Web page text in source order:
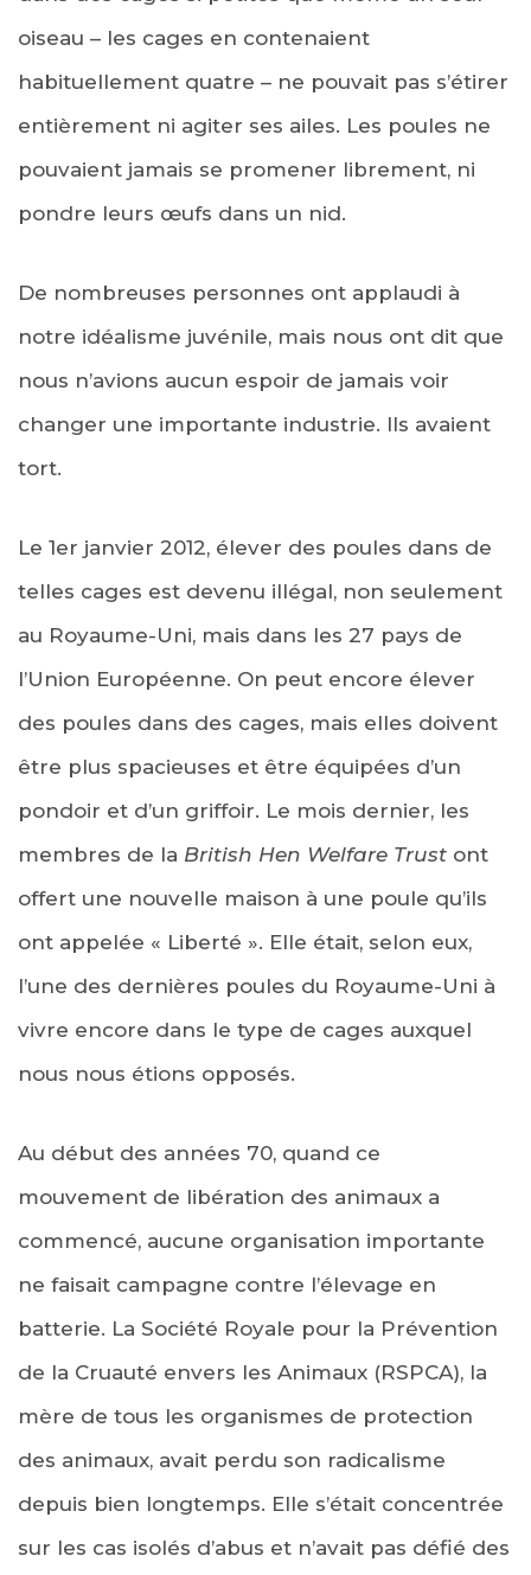
oiseau – les cages en contenaient
habituellement quatre – ne pouvait pas s’étirer
entièrement ni agiter ses ailes. Les poules ne
pouvaient jamais se promener librement, ni
pondre leurs œufs dans un nid.
De nombreuses personnes ont applaudi à
notre idéalisme juvénile, mais nous ont dit que
nous n’avions aucun espoir de jamais voir
changer une importante industrie. Ils avaient
tort.
Le 1er janvier 2012, élever des poules dans de
telles cages est devenu illégal, non seulement
au Royaume-Uni, mais dans les 27 pays de
l’Union Européenne. On peut encore élever
des poules dans des cages, mais elles doivent
être plus spacieuses et être équipées d’un
pondoir et d’un griffoir. Le mois dernier, les
membres de la British Hen Welfare Trust ont
offert une nouvelle maison à une poule qu’ils
ont appelée « Liberté ». Elle était, selon eux,
l’une des dernières poules du Royaume-Uni à
vivre encore dans le type de cages auxquel
nous nous étions opposés.
Au début des années 70, quand ce
mouvement de libération des animaux a
commencé, aucune organisation importante
ne faisait campagne contre l’élevage en
batterie. La Société Royale pour la Prévention
de la Cruauté envers les Animaux (RSPCA), la
mère de tous les organismes de protection
des animaux, avait perdu son radicalisme
depuis bien longtemps. Elle s’était concentrée
sur les cas isolés d’abus et n’avait pas défié des